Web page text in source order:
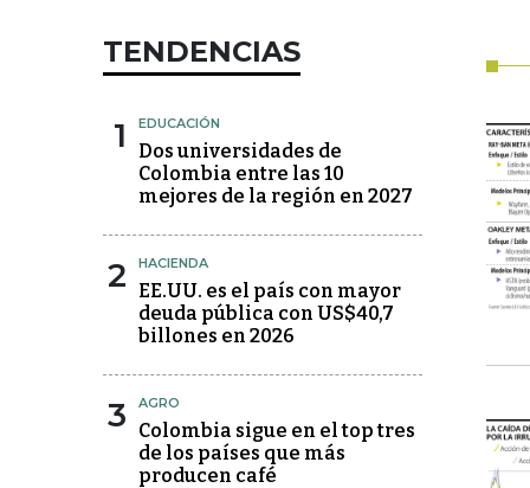
TENDENCIAS
1 EDUCACIÓN
Dos universidades de
Colombia entre las 10
mejores de la región en 2027
2 HACIENDA
EE.UU. es el país con mayor
deuda pública con US$40,7
billones en 2026
3 AGRO
Colombia sigue en el top tres
de los países que más
producen café